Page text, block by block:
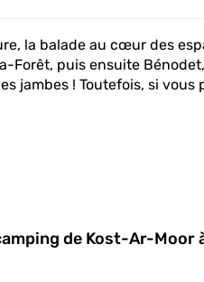
la balade au cœur des
Forêt, puis ensuite
jambes ! Toutefois, si
de Kost-Ar-Moor